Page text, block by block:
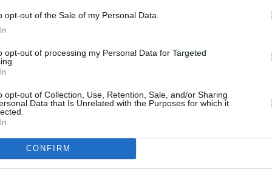
opt-out of the Sale of my Personal Data.
opt-out of processing my Personal Data for Targeted
opt-out of Collection, Use, Retention, Sale, and/or Sharing
Data that Is Unrelated with the Purposes for which it
CONFIRM
semplice, perché per la domanda
a dare informazioni e consigli
italiani. Però non potranno essere loro
compilazione e nell’invio dei moduli
delle pratiche. Semplicemente
potranno entrare.
quanto ha fatto per i rinnovi dei